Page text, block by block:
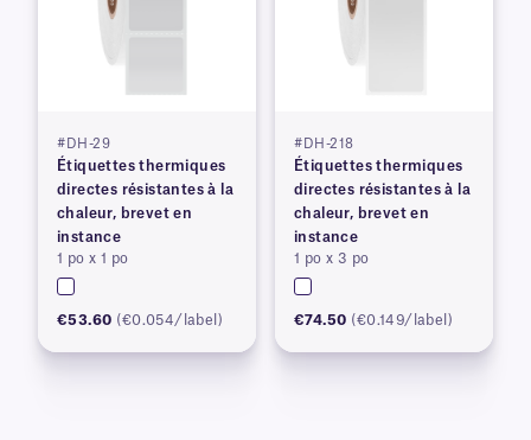
#DH-29
Étiquettes thermiques
directes résistantes à la
chaleur, brevet en
instance
1 po x 1 po
€53.60 (€0.054/label)
#DH-218
Étiquettes thermiques
directes résistantes à la
chaleur, brevet en
instance
1 po x 3 po
€74.50 (€0.149/label)